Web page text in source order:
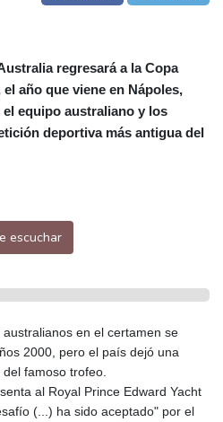
regresará a la Copa
año que viene en Nápoles,
equipo australiano y los
deportiva más antigua del
escuchar
en el certamen se
2000, pero el país dejó una
famoso trofeo.
al Royal Prince Edward Yacht
(...) ha sido aceptado" por el